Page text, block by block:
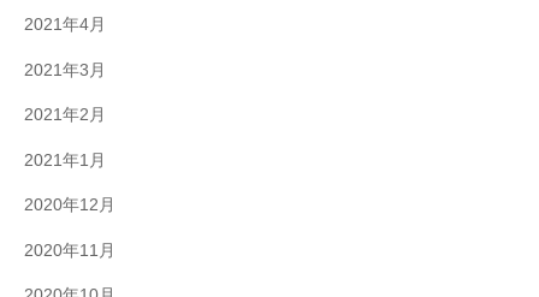
2021年4月
2021年3月
2021年2月
2021年1月
2020年12月
2020年11月